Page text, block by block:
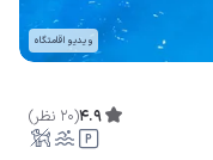
ویدیو اقامتگاه
4.9
(
20 نظر)